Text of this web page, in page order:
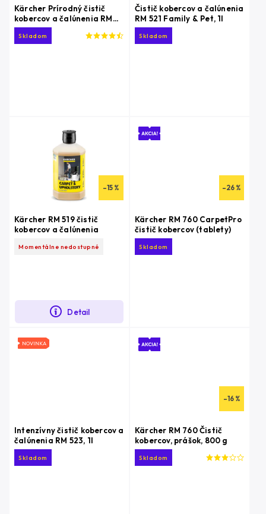
Kärcher Prírodný čistič
kobercov a čalúnenia RM
519 N
Skladom
Čistič kobercov a čalúnenia
RM 521 Family & Pet, 1l
Skladom
–15 %
Kärcher RM 519 čistič
kobercov a čalúnenia
Momentálne nedostupné
Detail
–26 %
Kärcher RM 760 CarpetPro
čistič kobercov (tablety)
Skladom
NOVINKA
Intenzívny čistič kobercov a
čalúnenia RM 523, 1l
Skladom
–16 %
Kärcher RM 760 Čistič
kobercov, prášok, 800 g
Skladom